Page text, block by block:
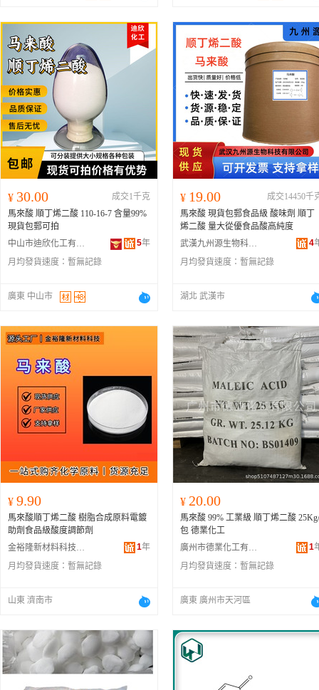
¥ 30.00
成交1千克
馬來酸 順丁烯二酸 110-16-7 含量99%
現貨包郵可拍
中山市迪欣化工有限公司
5年
月均發貨速度： 暫無記錄
廣東 中山市
¥ 19.00
成交14450千
馬來酸 現貨包郵食品級 酸味劑 順丁
烯二酸 量大從優食品酸高純度
武漢九州源生物科技有限公司
4
月均發貨速度： 暫無記錄
湖北 武漢市
¥ 9.90
馬來酸順丁烯二酸 樹脂合成原料電鍍
助劑食品級酸度調節劑
金裕隆新材料科技(濟南)有限公司
1年
月均發貨速度： 暫無記錄
山東 濟南市
¥ 20.00
馬來酸 99% 工業級 順丁烯二酸 25Kg/
包 德業化工
廣州市德業化工有限公司
1
月均發貨速度： 暫無記錄
廣東 廣州市天河區